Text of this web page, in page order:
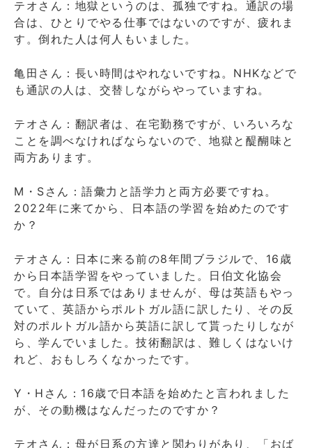
テオさん：地獄というのは、孤独ですね。通訳の場
合は、ひとりでやる仕事ではないのですが、疲れま
す。倒れた人は何人もいました。
亀田さん：長い時間はやれないですね。NHKなどで
も通訳の人は、交替しながらやっていますね。
テオさん：翻訳者は、在宅勤務ですが、いろいろな
ことを調べなければならないので、地獄と醍醐味と
両方あります。
M・Sさん：語彙力と語学力と両方必要ですね。
2022年に来てから、日本語の学習を始めたのです
か？
テオさん：日本に来る前の8年間ブラジルで、16歳
から日本語学習をやっていました。日伯文化協会
で。自分は日系ではありませんが、母は英語もやっ
ていて、英語からポルトガル語に訳したり、その反
対のポルトガル語から英語に訳して貰ったりしなが
ら、学んでいました。技術翻訳は、難しくはないけ
れど、おもしろくなかったです。
Y・Hさん：16歳で日本語を始めたと言われました
が、その動機はなんだったのですか？
テオさん：母が日系の方達と関わりがあり、「おば